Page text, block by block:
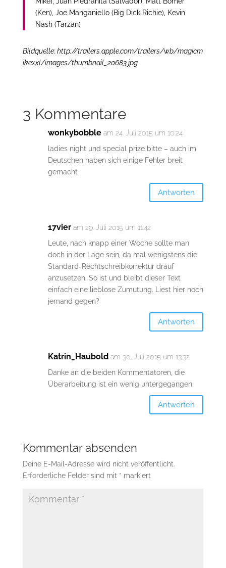
(Ken), Joe Manganiello (Big Dick Richie), Kevin
Nash (Tarzan)
Bildquelle: http://trailers.apple.com/trailers/wb/magicm
ikexxl/images/thumbnail_20683.jpg
3 Kommentare
wonkybobble am 24. Juli 2015 um 10:24
ladies night und special prize bitte – auch im
Deutschen haben sich einige Fehler breit
gemacht
Antworten
17vier am 29. Juli 2015 um 11:42
Leute, nach knapp einer Woche sollte man
doch in der Lage sein, da mal wenigstens die
Standard-Rechtschreibkorrektur drauf
anzusetzen. So ist und bleibt dieser Text
einfach eine lieblose Zumutung. Liest hier noch
jemand gegen?
Antworten
Katrin_Haubold am 30. Juli 2015 um 13:32
Danke an die beiden Kommentatoren, die
Überarbeitung ist ein wenig untergegangen.
Antworten
Kommentar absenden
Deine E-Mail-Adresse wird nicht veröffentlicht.
Erforderliche Felder sind mit * markiert